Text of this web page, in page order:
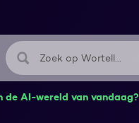
Zoeken
de AI-wereld van vandaag?